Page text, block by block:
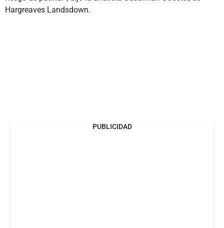
Hargreaves Landsdown.
PUBLICIDAD